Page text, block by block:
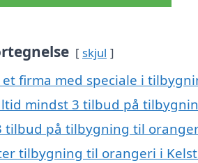
skjul
et firma med speciale i
mindst 3 tilbud på
tilbud på tilbygning til
tilbygning til orangeri i